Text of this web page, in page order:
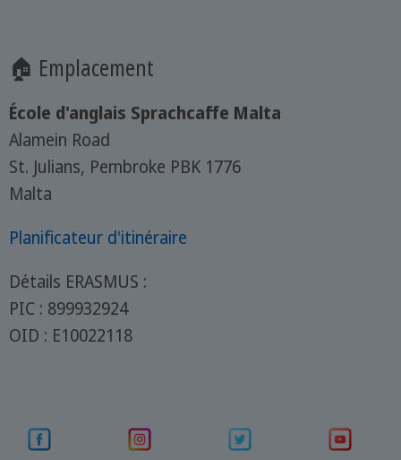
🏠 Emplacement
École d'anglais Sprachcaffe Malta
Alamein Road
St. Julians, Pembroke PBK 1776
Malta
Planificateur d'itinéraire
Détails ERASMUS :
PIC : 899932924
OID : E10022118